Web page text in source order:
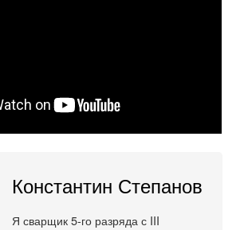
Константин Степанов
Я сварщик 5-го разряда с III